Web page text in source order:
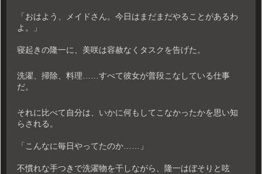
「おはよう、メイドさん。今日はまだまだやることがあるわ
よ。」
寝起きの隆一に、美咲は容赦なくタスクを告げた。
洗濯、掃除、料理……すべて彼女が普段こなしている仕事
だ。
それに比べて自分は、いかに何もしてこなかったかを思い知
らされる。
「こんなに毎日やってたのか……」
不慣れな手つきで洗濯物を干しながら、隆一はぼそりと呟